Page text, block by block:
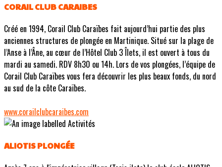
CORAIL CLUB CARAIBES
Créé en 1994, Corail Club Caraïbes fait aujourd’hui partie des plus
anciennes structures de plongée en Martinique. Situé sur la plage de
l’Anse à l’Âne, au cœur de l’Hôtel Club 3 Îlets, il est ouvert à tous du
mardi au samedi. RDV 8h30 ou 14h. Lors de vos plongées, l’équipe de
Corail Club Caraïbes vous fera découvrir les plus beaux fonds, du nord
au sud de la côte Caraïbes.
www.corailclubcaraibes.com
ALIOTIS PLONGÉE